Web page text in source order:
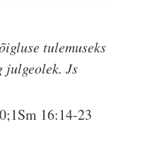
tulemuseks
Js
16:14-23